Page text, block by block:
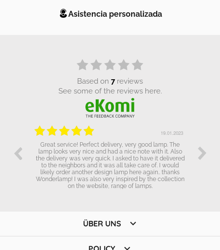
Asistencia personalizada
based on 7reviews
see some of the reviews here.
19.01.2023
Great service! Perfect delivery, very good lamp. The
lamp looks very nice and had a nice note with it. Also
the delivery was very quick. I asked to have it delivered
to the neighbors and it was all take care of. I would
likely order another design lamp here again.. thanks
Wonderlamp! I was also very inspired by the collection
on the website, range of lamps.
ÜBER UNS 